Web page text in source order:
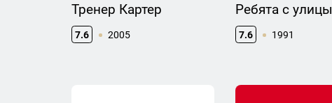
Тренер Картер
7.6 2005
Ребята с улицы
7.6 1991